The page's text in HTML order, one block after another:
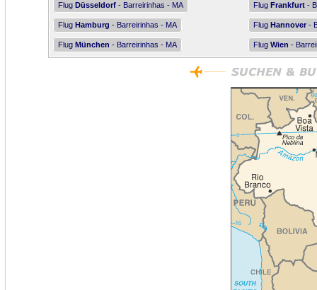
Flug Düsseldorf - Barreirinhas - MA Flug Frankfurt -
Flug Hamburg - Barreirinhas - MA Flug Hannover -
Flug München - Barreirinhas - MA Flug Wien -